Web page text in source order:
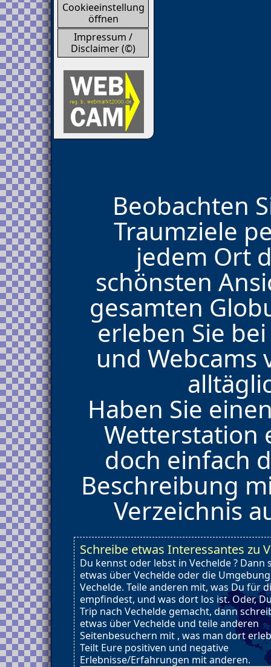
Cookieeinstellung
öffnen
Impressum /
Disclaimer (©)
Beobachten
Traumziele
jedem Ort
schönsten
gesamten
erleben Sie
und Webcams
Haben Sie
Wetterstation
doch einfach
Beschreibung
Verzeichnis
Schreibe etwas Interessantes zu
Du kennst oder lebst in Vechelde ? Dann
etwas über Vechelde oder die
Vechelde. Teile anderen mit, was Du für
empfindest, und was dort los ist. Oder,
Trip nach Vechelde gemacht, dann
etwas über Vechelde und teile anderen
Seitenbesuchern mit , was man dort
Teilt Eure positiven und negative
Erlebnisse/Erfahrungen mit anderen.